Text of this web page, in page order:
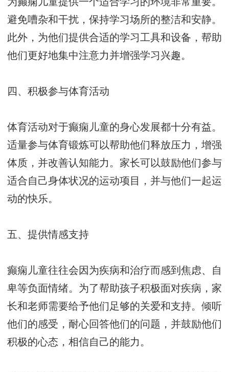
避免嘈杂和干扰，保持学习场所的整洁和安静。
此外，为他们提供合适的学习工具和设备，帮助
他们更好地集中注意力并增强学习兴趣。
四、积极参与体育活动
体育活动对于癫痫儿童的身心发展都十分有益。
适量参与体育锻炼可以帮助他们释放压力，增强
体质，并改善认知能力。家长可以鼓励他们参与
适合自己身体状况的运动项目，并与他们一起运
动的快乐。
五、提供情感支持
癫痫儿童往往会因为疾病和治疗而感到焦虑、自
卑等负面情绪。为了帮助孩子积极面对疾病，家
长和老师需要给予他们足够的关爱和支持。倾听
他们的感受，耐心回答他们的问题，并鼓励他们
积极的心态，相信自己的能力。